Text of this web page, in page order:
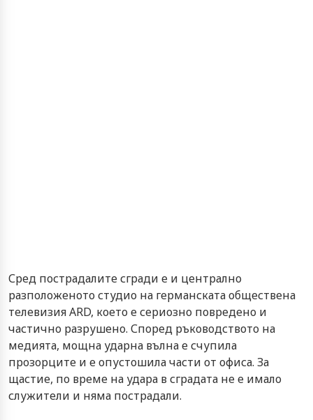
Сред пострадалите сгради е и централно
разположеното студио на германската обществена
телевизия ARD, което е сериозно повредено и
частично разрушено. Според ръководството на
медията, мощна ударна вълна е счупила
прозорците и е опустошила части от офиса. За
щастие, по време на удара в сградата не е имало
служители и няма пострадали.